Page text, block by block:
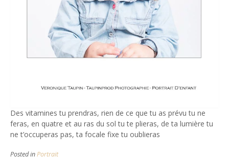
Des vitamines tu prendras, rien de ce que tu as prévu tu ne
feras, en quatre et au ras du sol tu te plieras, de ta lumière tu
ne t’occuperas pas, ta focale fixe tu oublieras
Posted inPortrait